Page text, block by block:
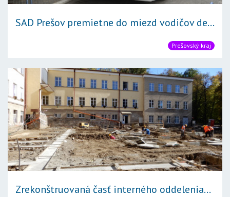
SAD Prešov premietne do miezd vodičov de...
Prešovský kraj
Zrekonštruovaná časť interného oddelenia...